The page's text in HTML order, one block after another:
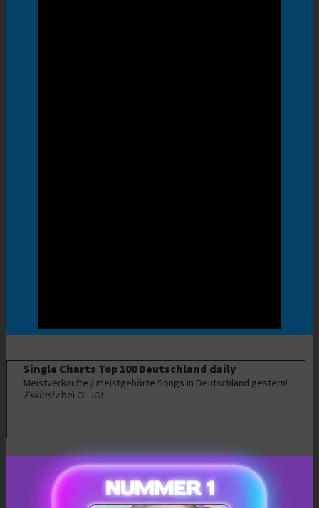
Single Charts Top 100 Deutschland daily
Meistverkaufte / meistgehörte Songs in Deutschland gestern!
Exklusivbei OLJO!